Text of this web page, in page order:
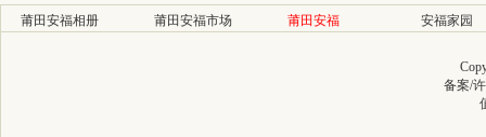
莆田安福相册 莆田安福市场 莆田安福 安福家园
备案/